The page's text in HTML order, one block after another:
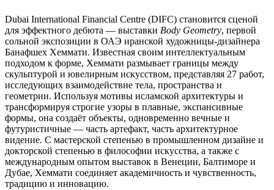
Dubai International Financial Centre (DIFC) становится сценой
для эффектного дебюта — выставки Body Geometry, первой
сольной экспозиции в ОАЭ иранской художницы-дизайнера
Банафшех Хеммати. Известная своим интеллектуальным
подходом к форме, Хеммати размывает границы между
скульптурой и ювелирным искусством, представляя 27 работ,
исследующих взаимодействие тела, пространства и
геометрии. Используя мотивы исламской архитектуры и
трансформируя строгие узоры в плавные, экспансивные
формы, она создаёт объекты, одновременно вечные и
футуристичные — часть артефакт, часть архитектурное
видение. С мастерской степенью в промышленном дизайне и
докторской степенью в философии искусства, а также с
международным опытом выставок в Венеции, Балтиморе и
Дубае, Хеммати соединяет академичность и чувственность,
традицию и инновацию.